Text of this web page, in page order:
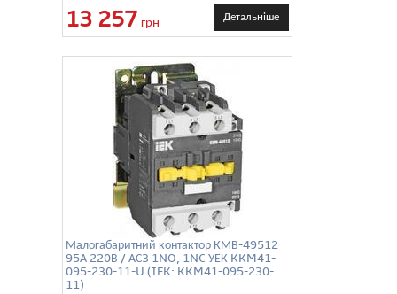
13 257 грн Детальніше
Малогабаритний контактор КМВ-49512
95А 220В / АС3 1NO, 1NC УЕК KKM41-
095-230-11-U (IEK: KKM41-095-230-
11)